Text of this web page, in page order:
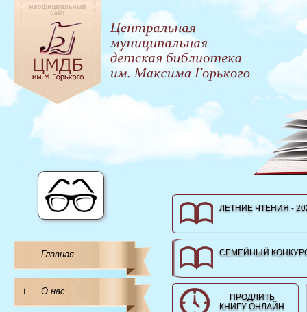
Главная
+ О нас
ЛЕТНИЕ ЧТЕНИЯ -
СЕМЕЙНЫЙ
ПРОДЛИТЬ
КНИГУ ОНЛАЙН